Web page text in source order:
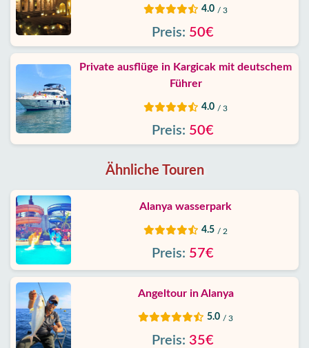
4.0 / 3
Preis: 50€
Private ausflüge in Kargicak mit deutschem
Führer
4.0 / 3
Preis: 50€
Ähnliche Touren
Alanya wasserpark
4.5 / 2
Preis: 57€
Angeltour in Alanya
5.0 / 3
Preis: 35€